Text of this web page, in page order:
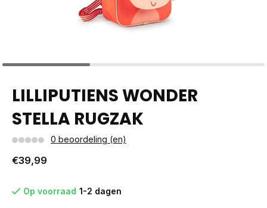
LILLIPUTIENS WONDER
STELLA RUGZAK
0 beoordeling (en)
€39,99
Op voorraad 1-2 dagen